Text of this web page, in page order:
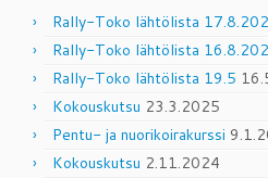
Rally-Toko lähtölista
Rally-Toko lähtölista
Rally-Toko lähtölista 19.5
Kokouskutsu 23.3.2025
Pentu- ja nuorikoirakurssi
Kokouskutsu 2.11.2024